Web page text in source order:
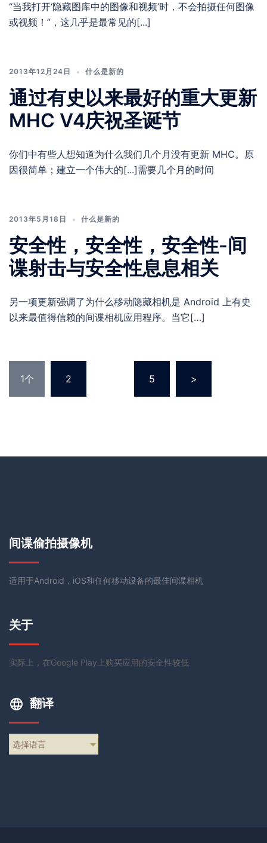
“当我打开‘隐藏图库中的图像和视频’时，不会拍摄任何图像
或视频！”，这几乎是最常见的[...]
2013年12月24日 什么是新的
通过有史以来最好的重大更新
MHC V4庆祝圣诞节
你们中有些人想知道为什么我们几个月没有更新 MHC。原
因很简单；建立一个伟大的[...]需要几个月的时间
2013年5月18日 什么是新的
安全性，安全性，安全性-间
谍射击与安全性息息相关
另一项更新强调了为什么移动隐藏相机是 Android 上有史
以来最值得信赖的间谍相机应用程序。当它[…]
1个 2 5 >
间谍偷拍摄像机
适用于Android，iOS和任何移动设备的最佳间谍相机
关于
实际上，在Google Play上购买应用的安全性较低
翻译
选择语言